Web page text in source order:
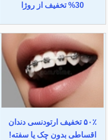
30% تخفیف از روژا
۵۰٪ تخفیف ارتودنسی دندان
اقساطی بدون چک یا سفته!